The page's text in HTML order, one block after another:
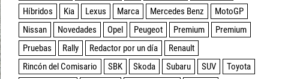
Híbridos
Kia Lexus Marca Mercedes Benz
MotoGP
Nissan
Novedades Opel Peugeot Premium
Premium
Pruebas
Rally Redactor por un día
Renault
Rincón del Comisario
SBK Skoda Subaru SUV
Toyota